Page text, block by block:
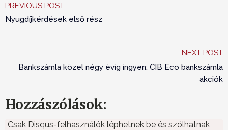
PREVIOUS POST
Nyugdíjkérdések első rész
NEXT POST
Bankszámla közel négy évig ingyen: CIB Eco bankszámla
akciók
Hozzászólások:
Csak Disqus-felhasználók léphetnek be és szólhatnak